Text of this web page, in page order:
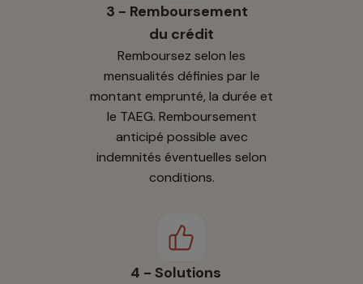
3 - Remboursement
du crédit
Remboursez selon les
mensualités définies par le
montant emprunté, la durée et
le TAEG. Remboursement
anticipé possible avec
indemnités éventuelles selon
conditions.
4 - Solutions